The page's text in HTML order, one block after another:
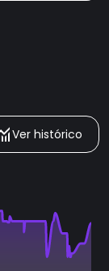
Ver histórico